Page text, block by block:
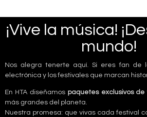
¡Vive la música!
mundo!
Nos alegra tenerte aquí. Si eres fan de
electrónica y los festivales que marcan
En HTA diseñamos paquetes exclusivos de
más grandes del planeta.
Nuestra promesa: que vivas cada festival